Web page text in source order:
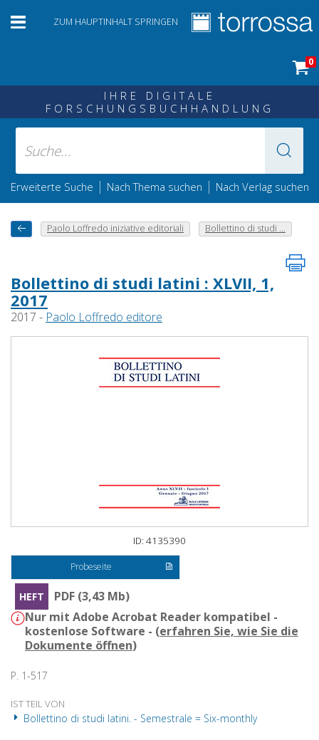
ZUM HAUPTINHALT SPRINGEN
0
IHRE DIGITALE
FORSCHUNGSBUCHHANDLUNG
Erweiterte Suche | Nach Thema suchen | Nach Verlag suchen
Paolo Loffredo iniziative editoriali Bollettino di studi ...
Bollettino di studi latini : XLVII, 1,
2017
2017 - Paolo Loffredo editore
ID: 4135390
Probeseite
HEFT
PDF (3,43 Mb)
Nur mit Adobe Acrobat Reader kompatibel -
kostenlose Software - (erfahren Sie, wie Sie die
Dokumente öffnen)
P. 1-517
IST TEIL VON
Bollettino di studi latini. - Semestrale = Six-monthly